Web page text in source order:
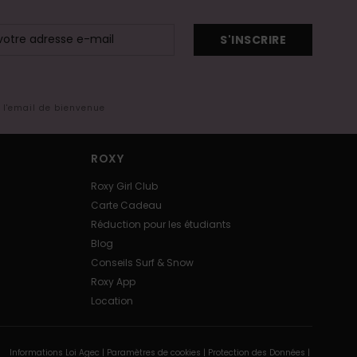
S'INSCRIRE
de bienvenue
ROXY
Roxy Girl Club
Carte Cadeau
Réduction pour les étudiants
Blog
Conseils Surf & Snow
Roxy App
Location
Informations Loi Agec | Paramètres de cookies | Protection des Données |